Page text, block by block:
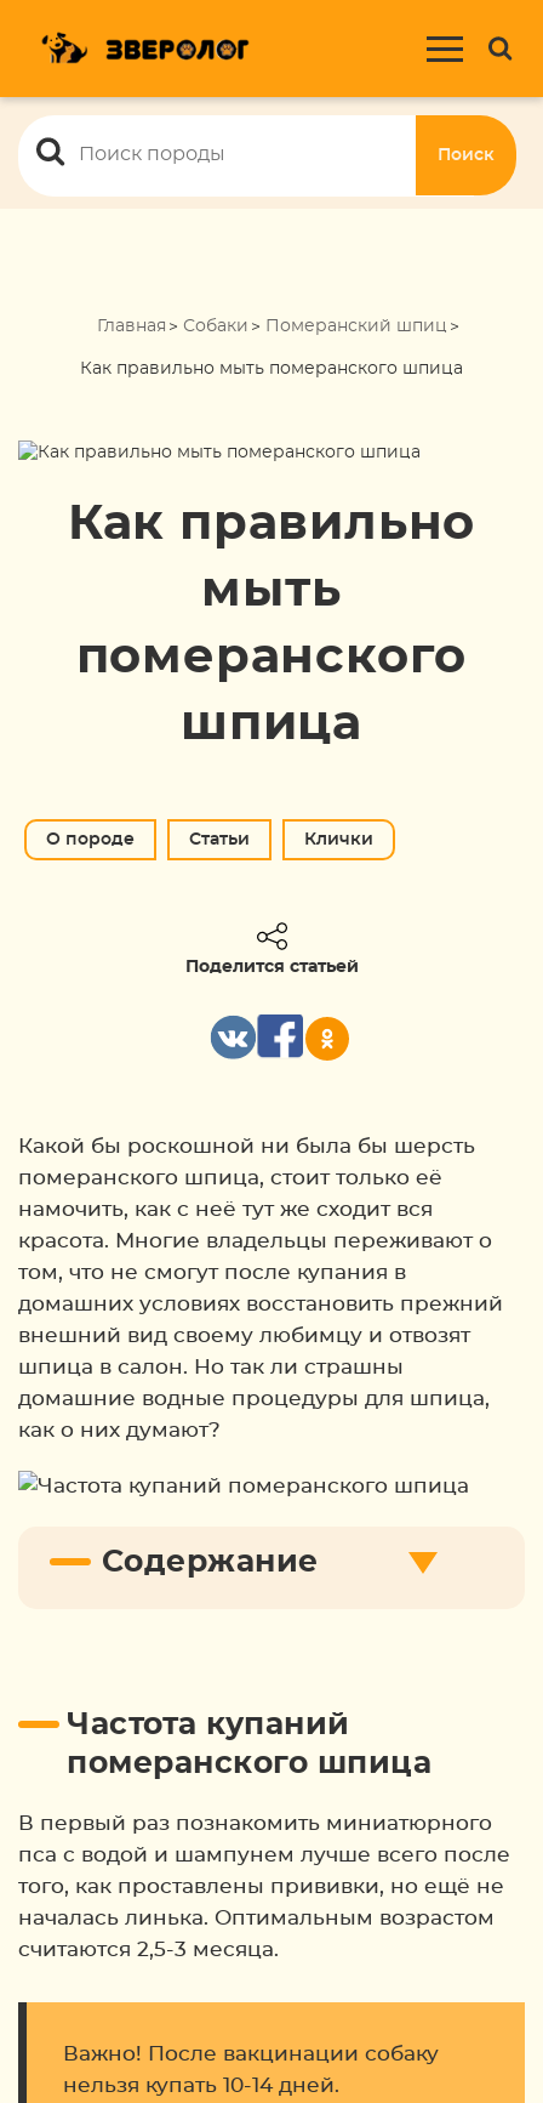
Поиск
Главная Собаки Померанский шпиц
Как правильно мыть померанского шпица
Как правильно
мыть
померанского
шпица
О породе Статьи Клички
Поделится статьей
Какой бы роскошной ни была бы шерсть
померанского шпица, стоит только её
намочить, как с неё тут же сходит вся
красота. Многие владельцы переживают о
том, что не смогут после купания в
домашних условиях восстановить прежний
внешний вид своему любимцу и отвозят
шпица в салон. Но так ли страшны
домашние водные процедуры для шпица,
как о них думают?
Содержание
Частота купаний
померанского шпица
В первый раз познакомить миниатюрного
пса с водой и шампунем лучше всего после
того, как проставлены прививки, но ещё не
началась линька. Оптимальным возрастом
считаются 2,5-3 месяца.
Важно! После вакцинации собаку
нельзя купать 10-14 дней.